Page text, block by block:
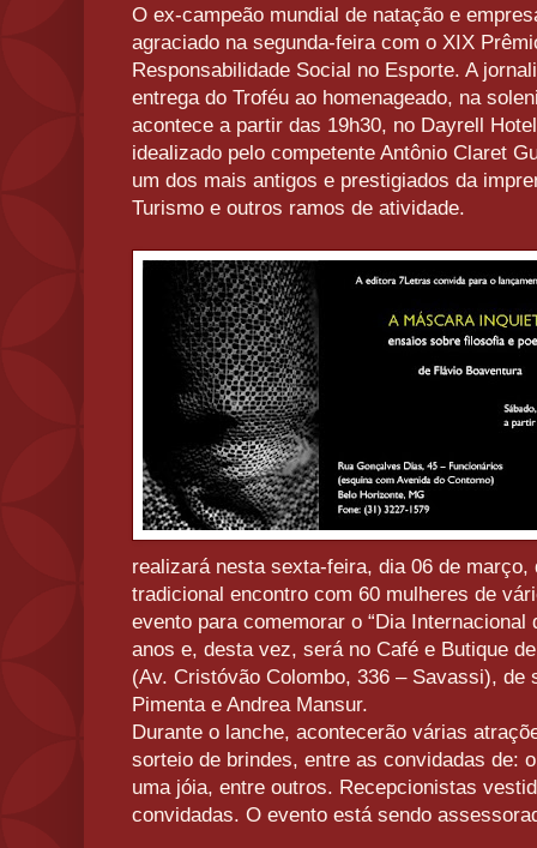
O ex-campeão mundial de natação e
agraciado na segunda-feira com o XIX
Responsabilidade Social no Esporte. A
entrega do Troféu ao homenageado, na
acontece a partir das 19h30, no Dayrell
idealizado pelo competente Antônio Claret
um dos mais antigos e prestigiados da
Turismo e outros ramos de atividade.
realizará nesta sexta-feira, dia 06 de março,
tradicional encontro com 60 mulheres de
evento para comemorar o “Dia Internacional
anos e, desta vez, será no Café e Butique
(Av. Cristóvão Colombo, 336 – Savassi), de
Pimenta e Andrea Mansur.
Durante o lanche, acontecerão várias
sorteio de brindes, entre as convidadas de:
uma jóia, entre outros. Recepcionistas
convidadas. O evento está sendo